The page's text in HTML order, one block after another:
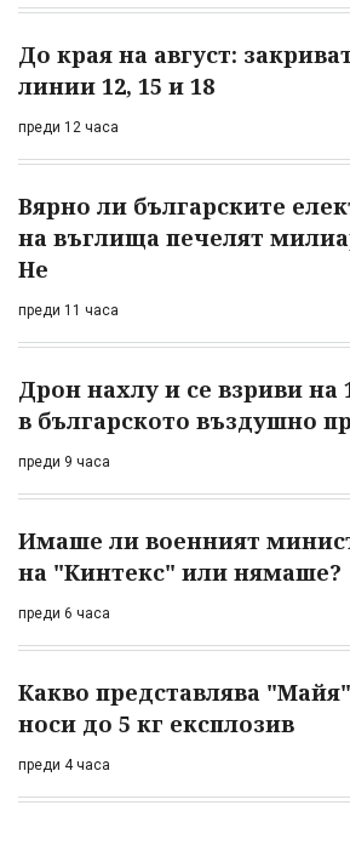
До края на август:
линии 12, 15 и 18
преди 12 часа
Вярно ли българските
на въглища печелят
Не
преди 11 часа
Дрон нахлу и се взриви на
в българското въздушно
преди 9 часа
Имаше ли военният
на "Кинтекс" или нямаше?
преди 6 часа
Какво представлява
носи до 5 кг експлозив
преди 4 часа